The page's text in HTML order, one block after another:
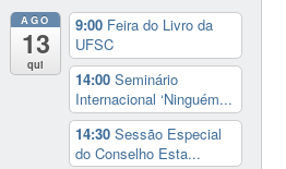
AGO
13
qui
9:00 Feira do Livro da
UFSC
14:00Seminário
Internacional ‘Ninguém...
14:30Sessão Especial
do Conselho Esta...